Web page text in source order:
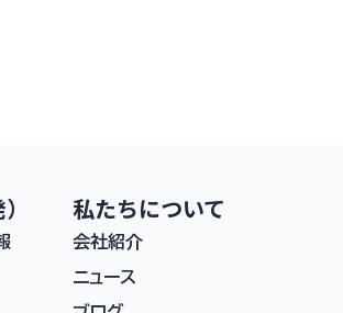
私たちについて
会社紹介
ニュース